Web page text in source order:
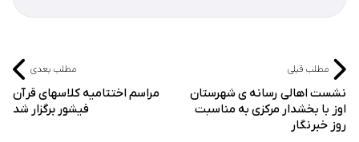
مطلب قبلی
نشست اهالی رسانه ی شهرستان
اوز با بخشدار مرکزی به مناسبت
روز خبرنگار
مطلب بعدی
مراسم اختتامیه کلاسهای قرآن
فیشور برگزار شد